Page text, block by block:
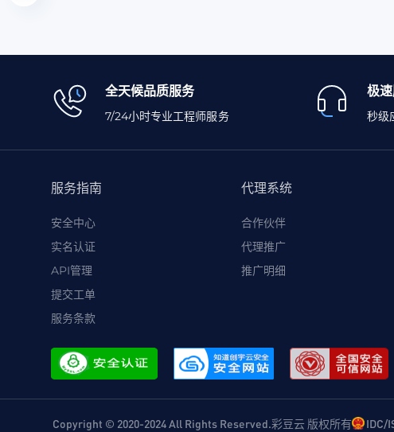
全天候品质服务
7/24小时专业工程师服务
极
秒级
服务指南
安全中心
实名认证
API管理
提交工单
服务条款
代理系统
合作伙伴
代理推广
推广明细
Copyright © 2020-2024 All Rights Reserved.彩豆云 版权所有 IDC/